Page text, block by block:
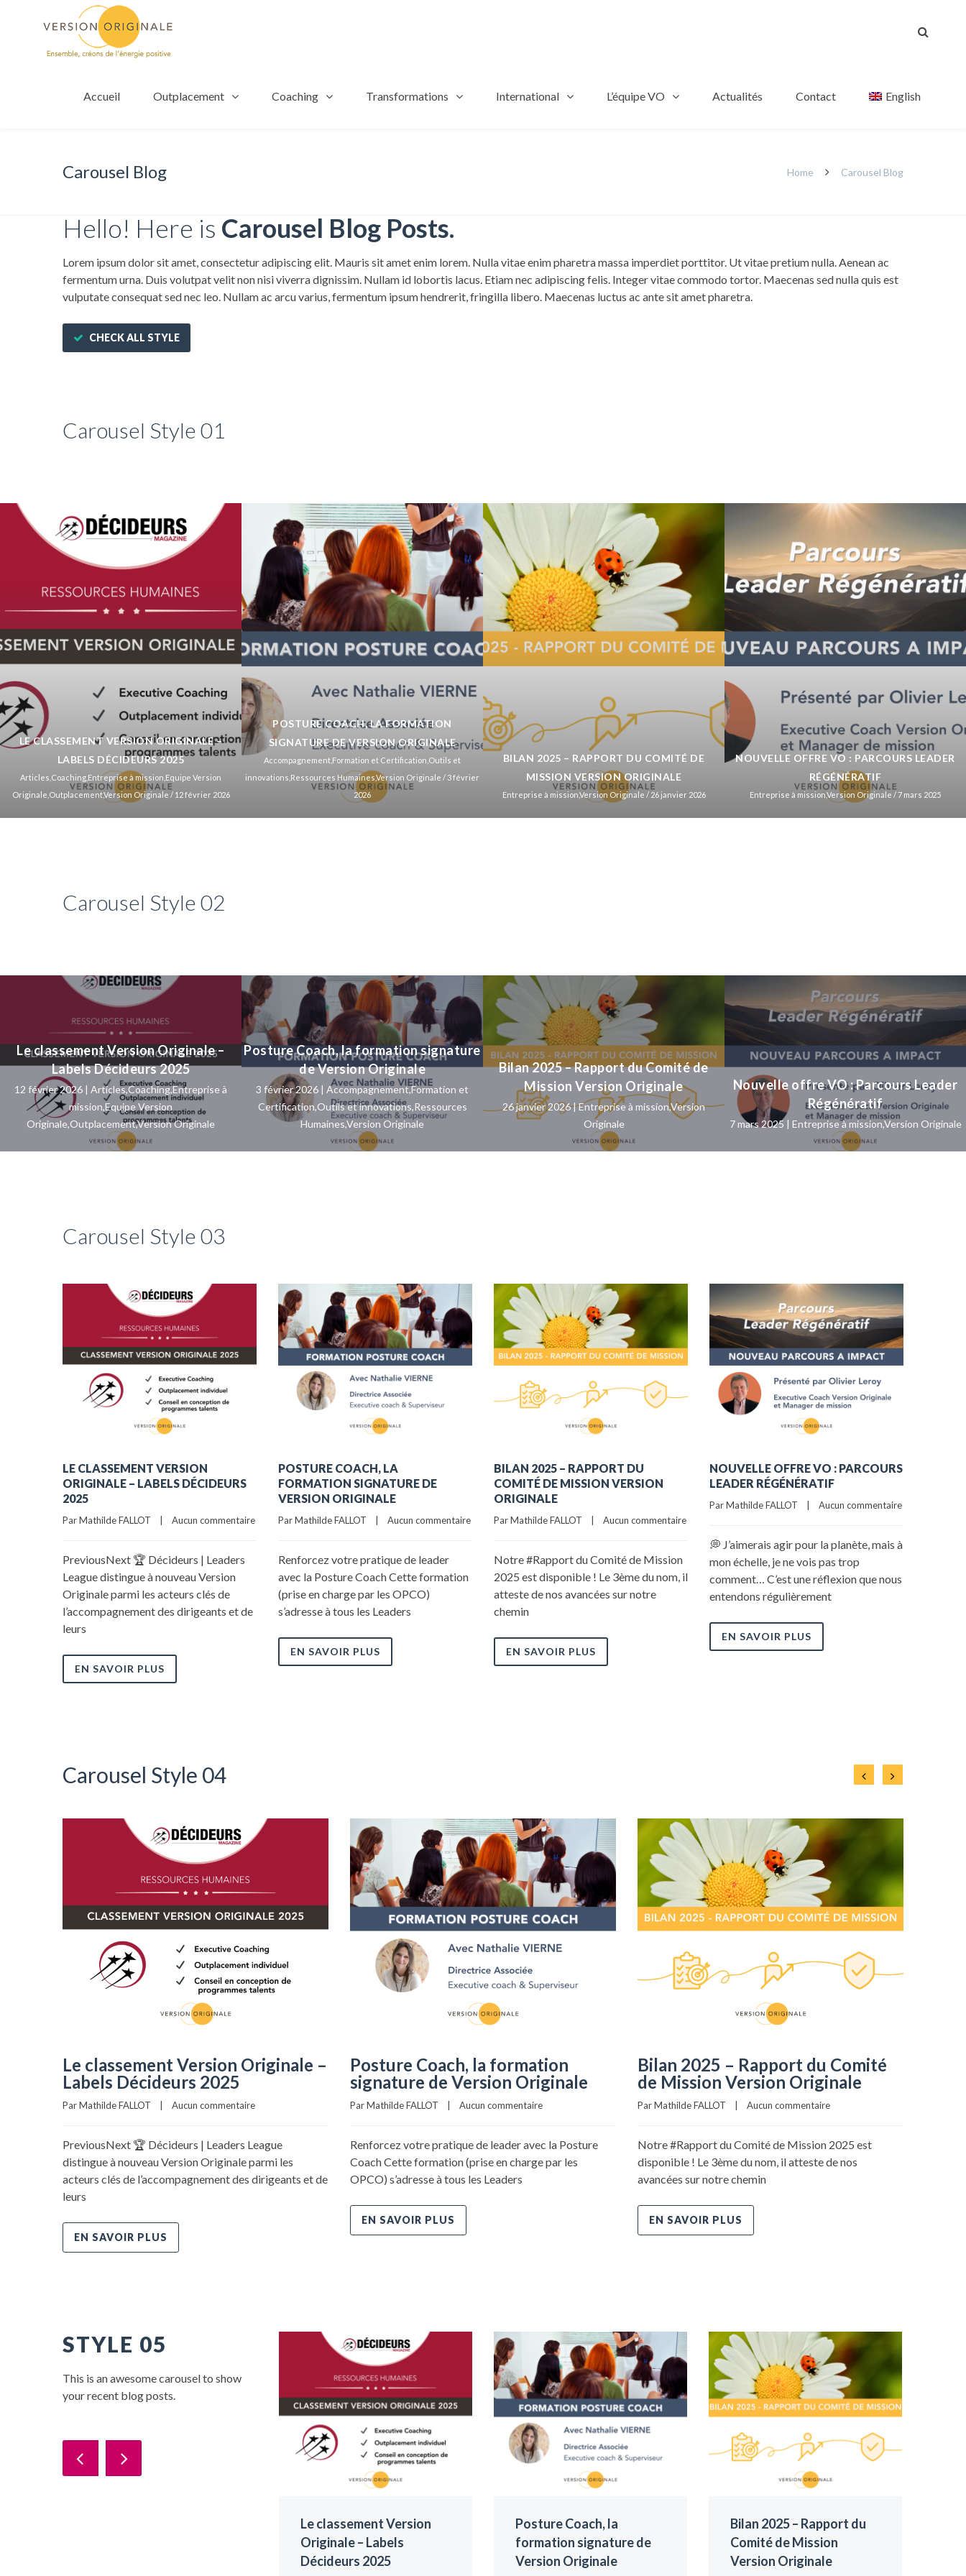
Accueil Outplacement Coaching Transformations International L’équipe VO Actualités Contact English
Carousel Blog Home Carousel Blog
Hello! Here is Carousel Blog Posts.
Lorem ipsum dolor sit amet, consectetur adipiscing elit. Mauris sit amet enim lorem. Nulla vitae enim pharetra massa imperdiet porttitor. Ut vitae pretium nulla. Aenean ac
fermentum urna. Duis volutpat velit non nisi viverra dignissim. Nullam id lobortis lacus. Etiam nec adipiscing felis. Integer vitae commodo tortor. Maecenas sed nulla quis est
vulputate consequat sed nec leo. Nullam ac arcu varius, fermentum ipsum hendrerit, fringilla libero. Maecenas luctus ac ante sit amet pharetra.
CHECK ALL STYLE
Carousel Style 01
LE CLASSEMENT VERSION ORIGINALE –
LABELS DÉCIDEURS 2025
Articles Coaching Entreprise à mission Equipe Version
Originale Outplacement,Version Originale / 12 février 2026
POSTURE COACH, LA FORMATION
SIGNATURE DE VERSION ORIGINALE
Accompagnement Formation et Certification Outils et
innovations Ressources HumainesVersion Originale / 3 février
2026
BILAN 2025 – RAPPORT DU COMITÉ DE
MISSION VERSION ORIGINALE
Entreprise à missionVersion Originale / 26 janvier 2026
NOUVELLE OFFRE VO : PARCOURS LEADER
RÉGÉNÉRATIF
Entreprise à mission,Version Originale / 7 mars 2025
Carousel Style 02
Le classement Version Originale –
Labels Décideurs 2025
12 février 2026 | Articles,Coaching,Entreprise à
mission,Equipe Version
Originale,Outplacement,Version Originale
Posture Coach, la formation signature
de Version Originale
3 février 2026 | Accompagnement,Formation et
Certification,Outils et innovations,Ressources
Humaines,Version Originale
Bilan 2025 – Rapport du Comité de
Mission Version Originale
26 janvier 2026 |Entreprise à mission,Version
Originale
Nouvelle offre VO : Parcours Leader
Régénératif
7 mars 2025 | Entreprise à mission,Version Originale
Carousel Style 03
LE CLASSEMENT VERSION
ORIGINALE – LABELS DÉCIDEURS
2025
Par Mathilde FALLOT    | Aucun commentaire
PreviousNext 🏆 Décideurs | Leaders
League distingue à nouveau Version
Originale parmi les acteurs clés de
l’accompagnement des dirigeants et de
leurs
EN SAVOIR PLUS
POSTURE COACH, LA
FORMATION SIGNATURE DE
VERSION ORIGINALE
Par Mathilde FALLOT    | Aucun commentaire
Renforcez votre pratique de leader
avec la Posture Coach Cette formation
(prise en charge par les OPCO)
s’adresse à tous les Leaders
EN SAVOIR PLUS
BILAN 2025 – RAPPORT DU
COMITÉ DE MISSION VERSION
ORIGINALE
Par Mathilde FALLOT    | Aucun commentaire
Notre #Rapport du Comité de Mission
2025 est disponible ! Le 3ème du nom, il
atteste de nos avancées sur notre
chemin
EN SAVOIR PLUS
NOUVELLE OFFRE VO : PARCOURS
LEADER RÉGÉNÉRATIF
Par Mathilde FALLOT    | Aucun commentaire
💭 J’aimerais agir pour la planète, mais à
mon échelle, je ne vois pas trop
comment… C’est une réflexion que nous
entendons régulièrement
EN SAVOIR PLUS
Carousel Style 04
Le classement Version Originale –
Labels Décideurs 2025
Par Mathilde FALLOT    | Aucun commentaire
PreviousNext 🏆 Décideurs | Leaders League
distingue à nouveau Version Originale parmi les
acteurs clés de l’accompagnement des dirigeants et de
leurs
EN SAVOIR PLUS
Posture Coach, la formation
signature de Version Originale
Par Mathilde FALLOT    | Aucun commentaire
Renforcez votre pratique de leader avec la Posture
Coach Cette formation (prise en charge par les
OPCO) s’adresse à tous les Leaders
EN SAVOIR PLUS
Bilan 2025 – Rapport du Comité
de Mission Version Originale
Par Mathilde FALLOT    | Aucun commentaire
Notre #Rapport du Comité de Mission 2025 est
disponible ! Le 3ème du nom, il atteste de nos
avancées sur notre chemin
EN SAVOIR PLUS
STYLE 05
This is an awesome carousel to show
your recent blog posts.
Le classement Version
Originale – Labels
Décideurs 2025
Posture Coach, la
formation signature de
Version Originale
Bilan 2025 – Rapport du
Comité de Mission
Version Originale